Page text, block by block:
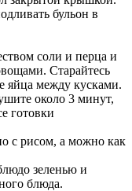
бульон в
соли и перца и
Старайтесь
яйца между кусками.
около 3 минут,
готовки
с рисом, а можно как
зеленью и
блюда.